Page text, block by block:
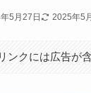
5月27日 2025年5
ンクには広告が